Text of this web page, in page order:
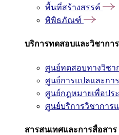
พื้นที่สร้างสรรค์
พิพิธภัณฑ์
บริการทดสอบและวิชาการ
ศูนย์ทดสอบทางวิชา
ศูนย์การแปลและกา
ศูนย์กฎหมายเพื่อปร
ศูนย์บริการวิชาการ
สารสนเทศและการสื่อสาร